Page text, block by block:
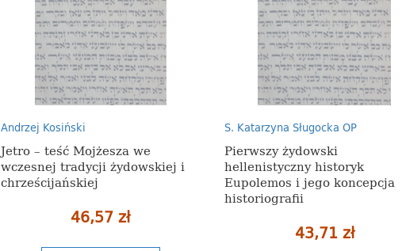
Andrzej Kosiński
Jetro – teść Mojżesza we
wczesnej tradycji żydowskiej i
chrześcijańskiej
46,57 zł
S. Katarzyna Sługocka OP
Pierwszy żydowski
hellenistyczny historyk
Eupolemos i jego koncepcja
historiografii
43,71 zł